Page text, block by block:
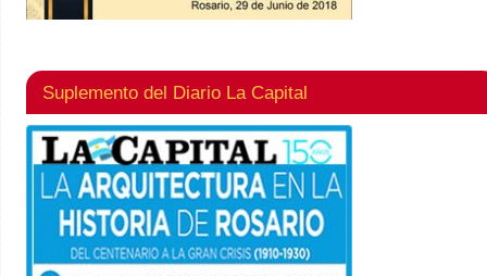
Suplemento del Diario La Capital